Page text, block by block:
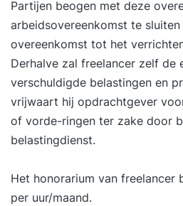
Partijen beogen met deze
arbeidsovereenkomst te sluiten
overeenkomst tot het
Derhalve zal freelancer zelf de
verschuldigde belastingen en
vrijwaart hij opdrachtgever
of vorde-ringen ter zake door
belastingdienst.
Het honorarium van
per uur/maand.